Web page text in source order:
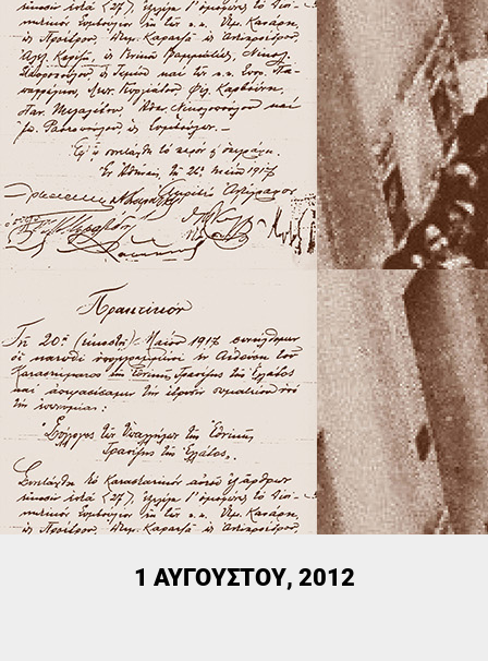
1 ΑΥΓΟΎΣΤΟΥ, 2012